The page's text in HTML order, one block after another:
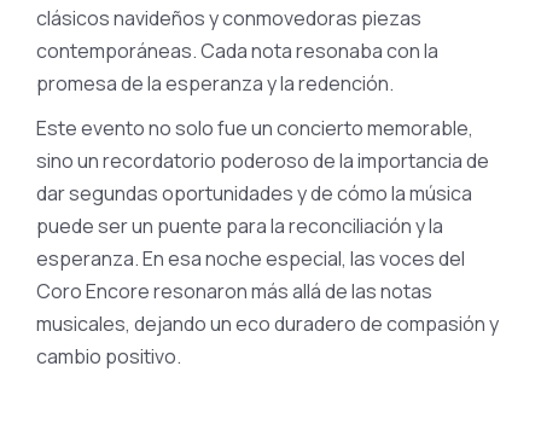
clásicos navideños y conmovedoras piezas
contemporáneas. Cada nota resonaba con la
promesa de la esperanza y la redención.
Este evento no solo fue un concierto memorable,
sino un recordatorio poderoso de la importancia de
dar segundas oportunidades y de cómo la música
puede ser un puente para la reconciliación y la
esperanza. En esa noche especial, las voces del
Coro Encore resonaron más allá de las notas
musicales, dejando un eco duradero de compasión y
cambio positivo.